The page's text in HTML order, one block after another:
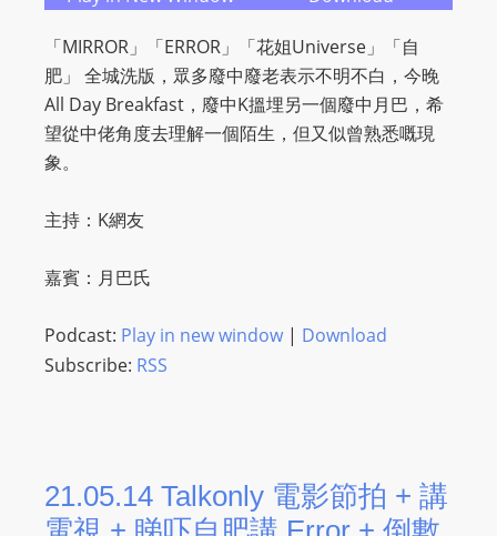
「MIRROR」「ERROR」「花姐Universe」「自
肥」 全城洗版，眾多廢中廢老表示不明不白，今晚
All Day Breakfast，廢中K搵埋另一個廢中月巴，希
望從中佬角度去理解一個陌生，但又似曾熟悉嘅現
象。
主持：K網友
嘉賓：月巴氏
Podcast: Play in new window| Download
Subscribe: RSS
21.05.14 Talkonly 電影節拍 + 講